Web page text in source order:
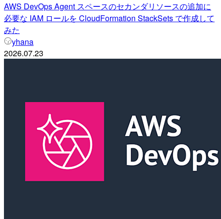
AWS DevOps Agent スペースのセカンダリソースの追加に
必要な IAM ロールを CloudFormation StackSets で作成して
みた
yhana
2026.07.23